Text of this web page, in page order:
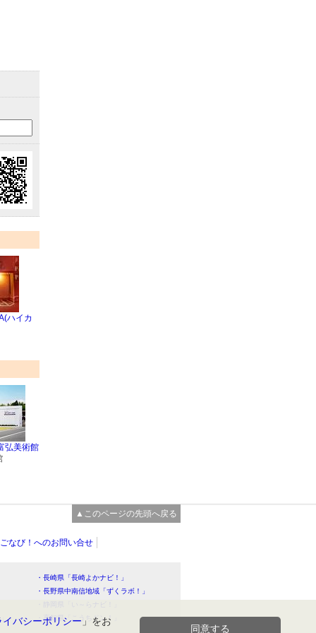
ハイカ
弘美術館
▲このページの先頭へ戻る
なび！へのお問い合せ
・長崎県「長崎よかナビ！」
・長野県中南信地域「ずくラボ！」
・高知県「こうちドン！」
イバシーポリシー 」をお
同意する